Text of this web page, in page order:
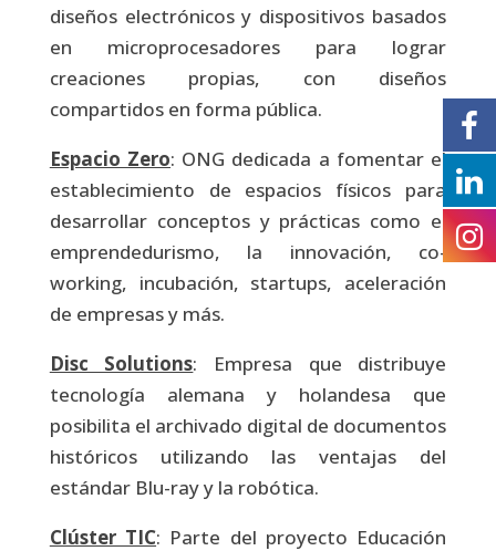
diseños electrónicos y dispositivos basados
en microprocesadores para lograr
creaciones propias, con diseños
compartidos en forma pública.
Espacio Zero: ONG dedicada a fomentar el
establecimiento de espacios físicos para
desarrollar conceptos y prácticas como el
emprendedurismo, la innovación, co-
working, incubación, startups, aceleración
de empresas y más.
Disc Solutions: Empresa que distribuye
tecnología alemana y holandesa que
posibilita el archivado digital de documentos
históricos utilizando las ventajas del
estándar Blu-ray y la robótica.
Clúster TIC: Parte del proyecto Educación